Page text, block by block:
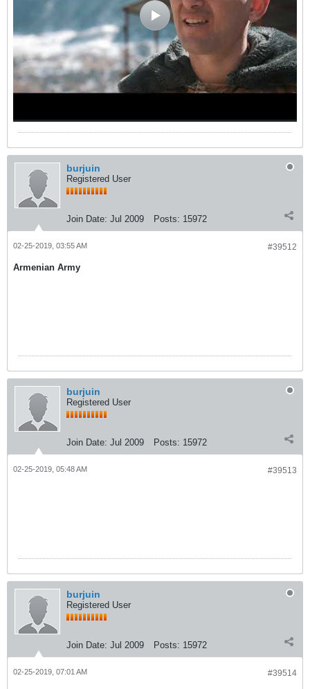
burjuin
Registered User
Join Date: Jul 2009 Posts: 15972
#39512
02-25-2019, 03:55 AM
Armenian Army
burjuin
Registered User
Join Date: Jul 2009 Posts: 15972
#39513
02-25-2019, 05:48 AM
burjuin
Registered User
Join Date: Jul 2009 Posts: 15972
#39514
02-25-2019, 07:01 AM